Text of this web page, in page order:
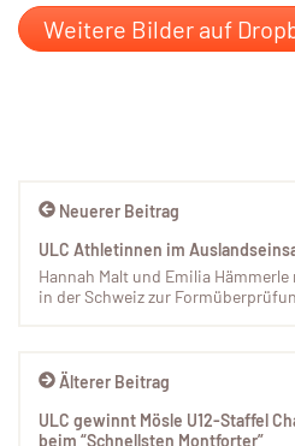
Weitere Bilder auf
Älterer Beitrag
ULC gewinnt Mösle U12-Staffel
beim “Schnellsten Montforter”
Neuerer Beitrag
ULC Athletinnen im
Hannah Malt und Emilia
in der Schweiz zur